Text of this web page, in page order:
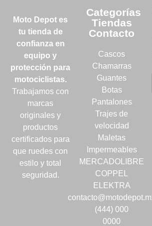
Moto Depot es
tu tienda de
confianza en
equipo y
protección para
motociclistas.
Trabajamos con
marcas
originales y
productos
certificados para
que ruedes con
estilo y total
seguridad.
Categorías
Tiendas
Contacto
Cascos
Chamarras
Guantes
Botas
Pantalones
Trajes de
velocidad
Maletas
Impermeables
MERCADOLIBRE
COPPEL
ELEKTRA
(444) 000
0000